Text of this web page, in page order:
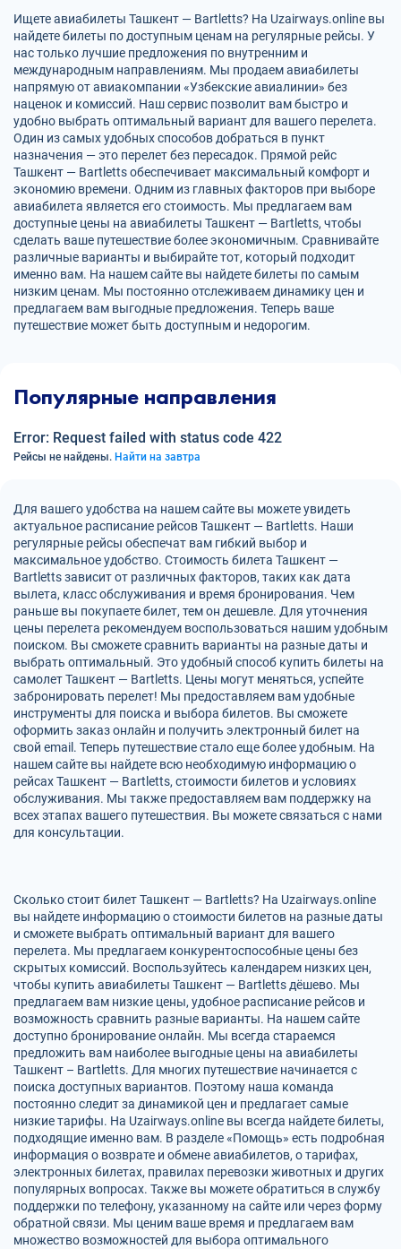
Ищете авиабилеты Ташкент — Bartletts? На Uzairways.online вы
найдете билеты по доступным ценам на регулярные рейсы. У
нас только лучшие предложения по внутренним и
международным направлениям. Мы продаем авиабилеты
напрямую от авиакомпании «Узбекские авиалинии» без
наценок и комиссий. Наш сервис позволит вам быстро и
удобно выбрать оптимальный вариант для вашего перелета.
Один из самых удобных способов добраться в пункт
назначения — это перелет без пересадок. Прямой рейс
Ташкент — Bartletts обеспечивает максимальный комфорт и
экономию времени. Одним из главных факторов при выборе
авиабилета является его стоимость. Мы предлагаем вам
доступные цены на авиабилеты Ташкент — Bartletts, чтобы
сделать ваше путешествие более экономичным. Сравнивайте
различные варианты и выбирайте тот, который подходит
именно вам. На нашем сайте вы найдете билеты по самым
низким ценам. Мы постоянно отслеживаем динамику цен и
предлагаем вам выгодные предложения. Теперь ваше
путешествие может быть доступным и недорогим.
Популярные направления
Error: Request failed with status code 422
Рейсы не найдены. Найти на завтра
Для вашего удобства на нашем сайте вы можете увидеть
актуальное расписание рейсов Ташкент — Bartletts. Наши
регулярные рейсы обеспечат вам гибкий выбор и
максимальное удобство. Стоимость билета Ташкент —
Bartletts зависит от различных факторов, таких как дата
вылета, класс обслуживания и время бронирования. Чем
раньше вы покупаете билет, тем он дешевле. Для уточнения
цены перелета рекомендуем воспользоваться нашим удобным
поиском. Вы сможете сравнить варианты на разные даты и
выбрать оптимальный. Это удобный способ купить билеты на
самолет Ташкент — Bartletts. Цены могут меняться, успейте
забронировать перелет! Мы предоставляем вам удобные
инструменты для поиска и выбора билетов. Вы сможете
оформить заказ онлайн и получить электронный билет на
свой email. Теперь путешествие стало еще более удобным. На
нашем сайте вы найдете всю необходимую информацию о
рейсах Ташкент — Bartletts, стоимости билетов и условиях
обслуживания. Мы также предоставляем вам поддержку на
всех этапах вашего путешествия. Вы можете связаться с нами
для консультации.
Сколько стоит билет Ташкент — Bartletts? На Uzairways.online
вы найдете информацию о стоимости билетов на разные даты
и сможете выбрать оптимальный вариант для вашего
перелета. Мы предлагаем конкурентоспособные цены без
скрытых комиссий. Воспользуйтесь календарем низких цен,
чтобы купить авиабилеты Ташкент — Bartletts дёшево. Мы
предлагаем вам низкие цены, удобное расписание рейсов и
возможность сравнить разные варианты. На нашем сайте
доступно бронирование онлайн. Мы всегда стараемся
предложить вам наиболее выгодные цены на авиабилеты
Ташкент – Bartletts. Для многих путешествие начинается с
поиска доступных вариантов. Поэтому наша команда
постоянно следит за динамикой цен и предлагает самые
низкие тарифы. На Uzairways.online вы всегда найдете билеты,
подходящие именно вам. В разделе «Помощь» есть подробная
информация о возврате и обмене авиабилетов, о тарифах,
электронных билетах, правилах перевозки животных и других
популярных вопросах. Также вы можете обратиться в службу
поддержки по телефону, указанному на сайте или через форму
обратной связи. Мы ценим ваше время и предлагаем вам
множество возможностей для выбора оптимального